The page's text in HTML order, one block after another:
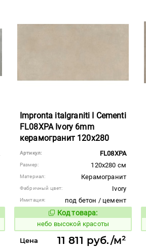
Impronta italgraniti I Cementi
FL08XPA Ivory 6mm
керамогранит 120x280
Артикул: FL08XPA
Размер: 120x280 см
Материал: Керамогранит
Фабричный цвет: Ivory
Имитация:
под бетон / цемент
Код товара:
1111415 Код товара:
небо высокой красоты
Цена 11 811 руб./м²